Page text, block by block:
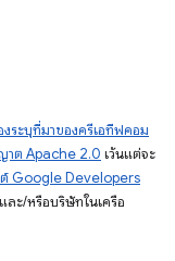
ระบุที่มาของครีเอทีฟคอม
าต Apache 2.0 เว้นแต่จะ
ต์ Google Developers
ละ/หรือบริษัทในเครือ